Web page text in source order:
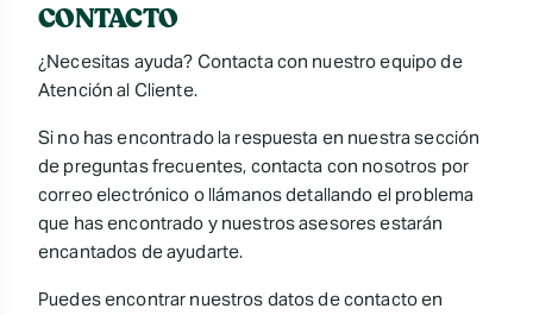
CONTACTO
¿Necesitas ayuda? Contacta con nuestro equipo de
Atención al Cliente.
Si no has encontrado la respuesta en nuestra sección
de preguntas frecuentes, contacta con nosotros por
correo electrónico o llámanos detallando el problema
que has encontrado y nuestros asesores estarán
encantados de ayudarte.
Puedes encontrar nuestros datos de contacto en